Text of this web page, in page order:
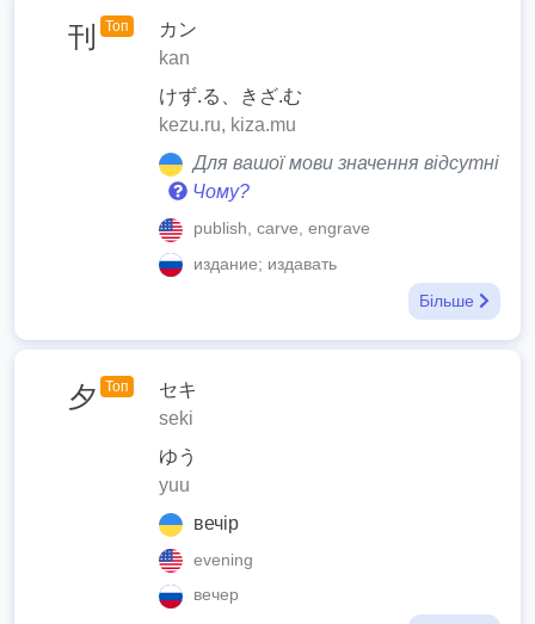
刊 Топ
カン
kan
けず.る、きざ.む
kezu.ru, kiza.mu
Для вашої мови значення відсутні
Чому?
publish, carve, engrave
издание; издавать
Більше
夕 Топ
セキ
seki
ゆう
yuu
вечір
evening
вечер